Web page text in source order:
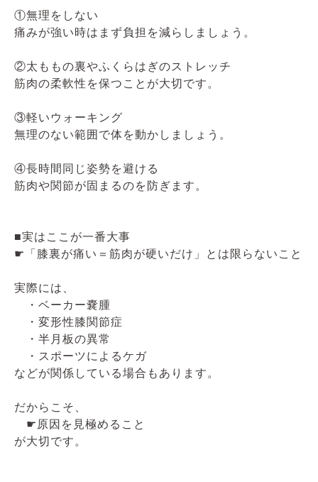
①無理をしない
痛みが強い時はまず負担を減らしましょう。
②太ももの裏やふくらはぎのストレッチ
筋肉の柔軟性を保つことが大切です。
③軽いウォーキング
無理のない範囲で体を動かしましょう。
④長時間同じ姿勢を避ける
筋肉や関節が固まるのを防ぎます。
■実はここが一番大事
☛「膝裏が痛い＝筋肉が硬いだけ」とは限らないこと
実際には、
・ベーカー嚢腫
・変形性膝関節症
・半月板の異常
・スポーツによるケガ
などが関係している場合もあります。
だからこそ、
☛原因を見極めること
が大切です。